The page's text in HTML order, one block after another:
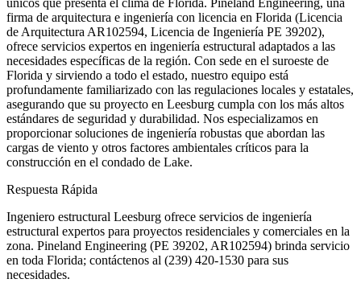
únicos que presenta el clima de Florida. Pineland Engineering, una
firma de arquitectura e ingeniería con licencia en Florida (Licencia
de Arquitectura AR102594, Licencia de Ingeniería PE 39202),
ofrece servicios expertos en ingeniería estructural adaptados a las
necesidades específicas de la región. Con sede en el suroeste de
Florida y sirviendo a todo el estado, nuestro equipo está
profundamente familiarizado con las regulaciones locales y estatales,
asegurando que su proyecto en Leesburg cumpla con los más altos
estándares de seguridad y durabilidad. Nos especializamos en
proporcionar soluciones de ingeniería robustas que abordan las
cargas de viento y otros factores ambientales críticos para la
construcción en el condado de Lake.
Respuesta Rápida
Ingeniero estructural Leesburg ofrece servicios de ingeniería
estructural expertos para proyectos residenciales y comerciales en la
zona. Pineland Engineering (PE 39202, AR102594) brinda servicio
en toda Florida; contáctenos al (239) 420-1530 para sus
necesidades.